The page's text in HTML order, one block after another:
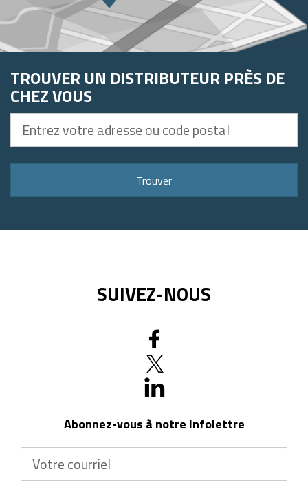
TROUVER UN DISTRIBUTEUR PRÈS DE
CHEZ VOUS
votre
Trouver
SUIVEZ-NOUS
Abonnez-vous à notre infolettre